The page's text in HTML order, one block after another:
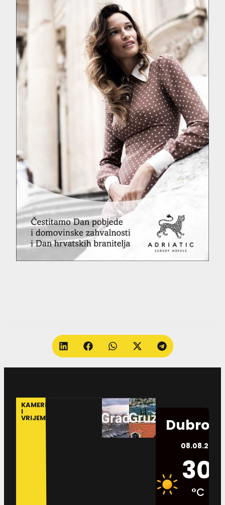
KAMERE
I
VRIJEME
08.08.2026.
30
°C